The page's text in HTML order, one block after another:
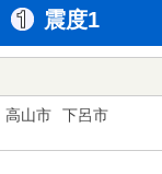
震度1
高山市 下呂市